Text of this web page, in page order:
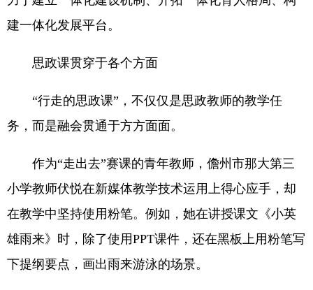
建一体化发展平台。
思政课贯穿于各个方面
“行走的思政课”，不仅仅是思政教师的教学任
务，而是融会贯通于方方面面。
作为“走出去”赛课的青年教师，儋州市那大第三
小学教师伏悦在新媒体教学技术运用上得心应手，却
在教学中坚持使用粉笔。例如，她在讲授课文《小英
雄雨来》时，除了使用PPT课件，还在黑板上用粉笔写
下提纲要点，画出雨来游泳的场景。